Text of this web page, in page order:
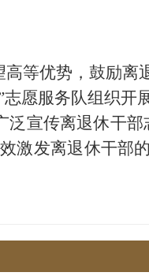
等优势，鼓励
志愿服务队组织开
宣传离退休干
激发离退休干